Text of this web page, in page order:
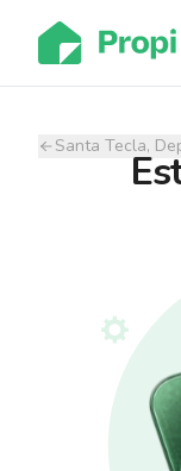
Santa Tecla,